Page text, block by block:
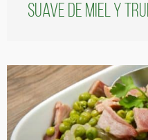
suave de miel y